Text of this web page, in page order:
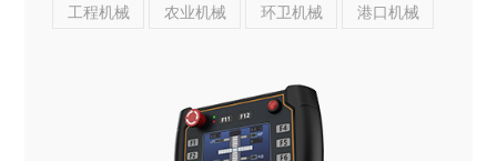
工程机械 农业机械 环卫机械 港口机械